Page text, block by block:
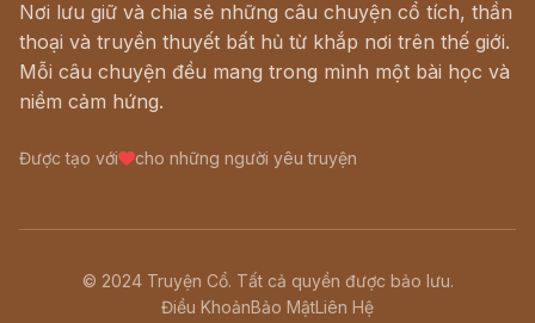
Nơi lưu giữ và chia sẻ những câu chuyện cổ tích, thần
thoại và truyền thuyết bất hủ từ khắp nơi trên thế giới.
Mỗi câu chuyện đều mang trong mình một bài học và
niềm cảm hứng.
Được tạo với cho những người yêu truyện
© 2024 Truyện Cổ. Tất cả quyền được bảo lưu.
Điều KhoảnBảo MậtLiên Hệ